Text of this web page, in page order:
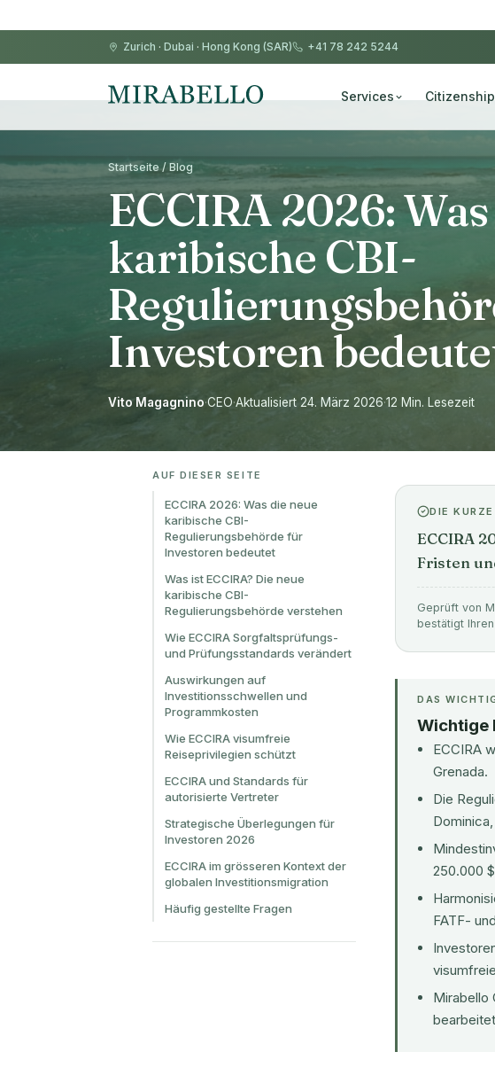
Services Citizenship
Startseite / Blog
ECCIRA 2026:
karibische CBI-
Investoren
Vito Magagnino·CEO·Aktualisiert 24. März 2026·12 Min. Lesezeit
AUF DIESER SEITE
ECCIRA 2026: Was die neue
karibische CBI-
Regulierungsbehörde für
Investoren bedeutet
Was ist ECCIRA? Die neue
karibische CBI-
Regulierungsbehörde verstehen
Wie ECCIRA Sorgfaltsprüfungs-
und Prüfungsstandards verändert
Auswirkungen auf
Investitionsschwellen und
Programmkosten
Wie ECCIRA visumfreie
Reiseprivilegien schützt
ECCIRA und Standards für
autorisierte Vertreter
Strategische Überlegungen für
Investoren 2026
ECCIRA im grösseren Kontext der
globalen Investitionsmigration
Häufig gestellte Fragen
DIE
ECCIRA
Fristen
Geprüft von
bestätigt
DAS
Wichtige
ECCIRA
Grenada.
Die
250.000
FATF-
Mirabello